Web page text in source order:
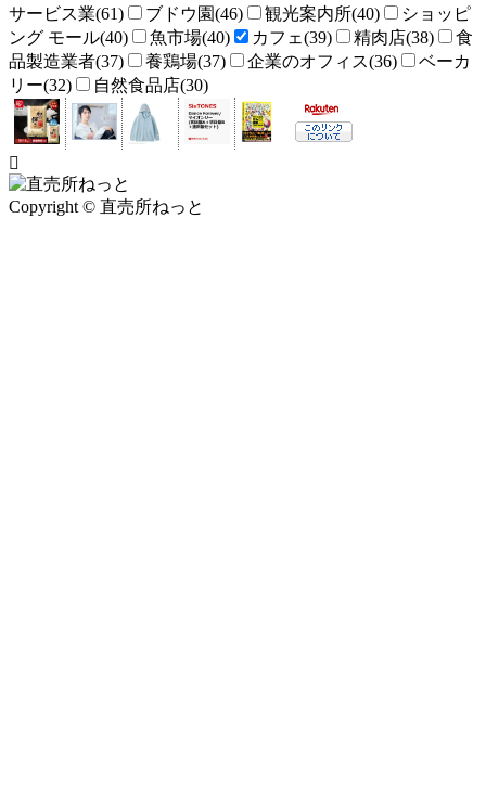
サービス業(61)
ブドウ園(46) 観光案内所(40)
ショッピ
ング モール(40)
魚市場(40) カフェ(39) 精肉店(38)
食
品製造業者(37)
養鶏場(37) 企業のオフィス(36)
ベーカ
リー(32)
自然食品店(30)
Copyright © 直売所ねっと